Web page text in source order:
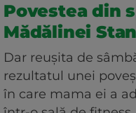
Povestea din
Mădălinei
Dar reușita de
rezultatul unei
în care mama ei a